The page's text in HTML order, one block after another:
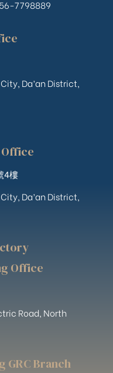
7798889
Da’an District,
4樓
Da’an District,
Office
Road, North
GRC Branch